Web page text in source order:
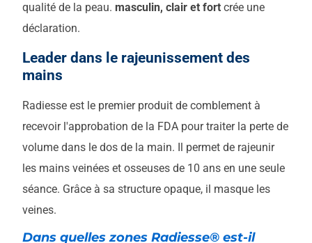
qualité de la peau. masculin, clair et fort crée une
déclaration.
Leader dans le rajeunissement des
mains
Radiesse est le premier produit de comblement à
recevoir l'approbation de la FDA pour traiter la perte de
volume dans le dos de la main. Il permet de rajeunir
les mains veinées et osseuses de 10 ans en une seule
séance. Grâce à sa structure opaque, il masque les
veines.
Dans quelles zones Radiesse® est-il